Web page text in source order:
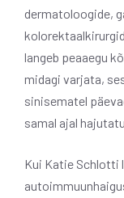
dermatoloogide,
langeb peaaegu
midagi varjata,
sinisematel
samal ajal
Kui Katie Schlotti